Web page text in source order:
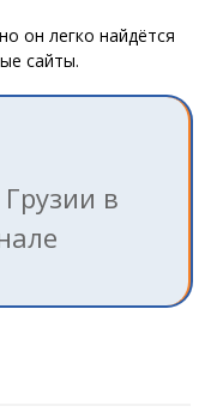
он легко найдётся
сайты.
в